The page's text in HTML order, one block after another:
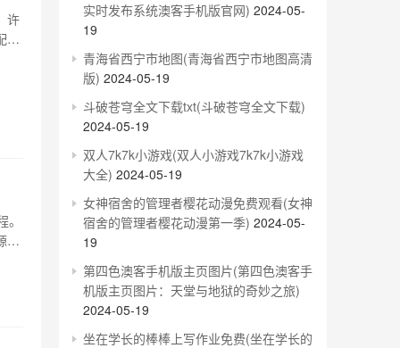
许
套
、
实时发布系统澳客手机版官网) 2024-05-
19
青海省西宁市地图(青海省西宁市地图高清
版) 2024-05-19
斗破苍穹全文下载txt(斗破苍穹全文下载)
2024-05-19
双人7k7k小游戏(双人小游戏7k7k小游戏
大全) 2024-05-19
女神宿舍的管理者樱花动漫免费观看(女神
宿舍的管理者樱花动漫第一季) 2024-05-
19
第四色澳客手机版主页图片(第四色澳客手
机版主页图片：天堂与地狱的奇妙之旅)
2024-05-19
坐在学长的棒棒上写作业免费(坐在学长的